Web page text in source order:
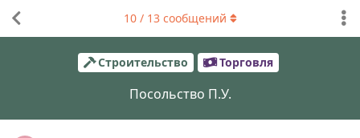
Строительство Торговля
Посольство П.У.
10/ 13сообщений